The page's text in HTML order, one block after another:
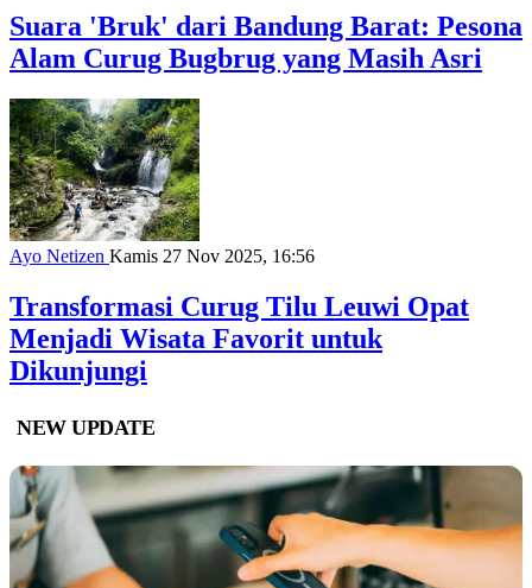
Suara 'Bruk' dari Bandung Barat: Pesona
Alam Curug Bugbrug yang Masih Asri
Ayo Netizen Kamis 27 Nov 2025, 16:56
Transformasi Curug Tilu Leuwi Opat
Menjadi Wisata Favorit untuk
Dikunjungi
NEW UPDATE